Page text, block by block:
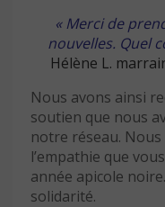
« Merci de
nouvelles. Quel
Hélène L.
Nous avons ainsi
soutien que nous
notre réseau.
l’empathie que
année apicole
solidarité.